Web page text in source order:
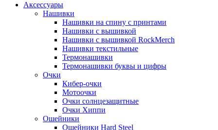
Аксессуары
Нашивки
Нашивки на спину с принтами
Нашивки с вышивкой
Нашивки с вышивкой RockMerch
Нашивки текстильные
Термонашивки
Термонашивки буквы и цифры
Очки
Кибер-очки
Мотоочки
Очки солнцезащитные
Очки Хиппи
Ошейники
Ошейники Hard Steel